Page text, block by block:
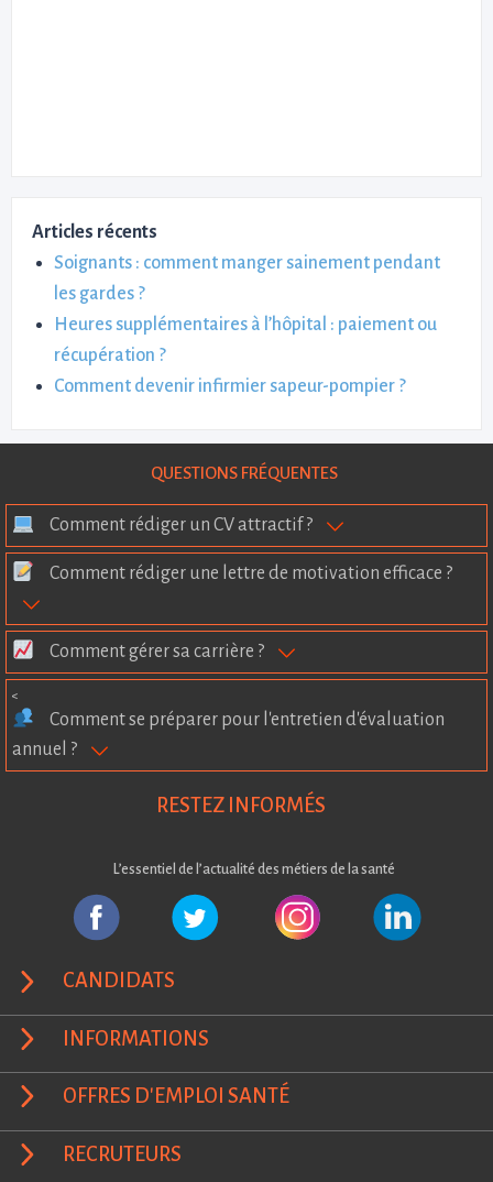
Articles récents
Soignants : comment manger sainement pendant
les gardes ?
Heures supplémentaires à l’hôpital : paiement ou
récupération ?
Comment devenir infirmier sapeur-pompier ?
QUESTIONS FRÉQUENTES
Comment rédiger un CV attractif ?
Comment rédiger une lettre de motivation efficace ?
Comment gérer sa carrière ?
<
Comment se préparer pour l'entretien d'évaluation
annuel ?
RESTEZ INFORMÉS
L’essentiel de l’actualité des métiers de la santé
CANDIDATS
INFORMATIONS
OFFRES D'EMPLOI SANTÉ
RECRUTEURS